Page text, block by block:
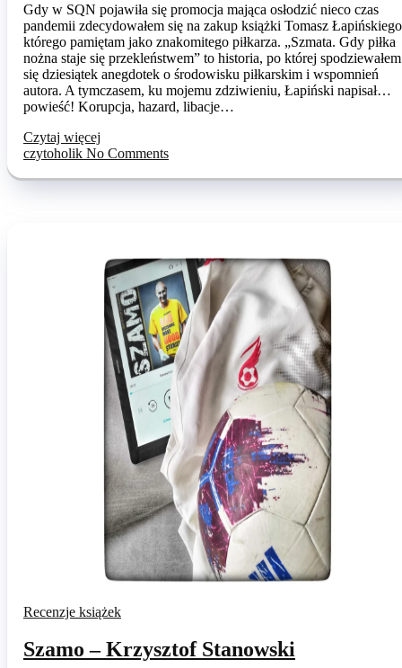
Gdy w SQN pojawiła się promocja mająca osłodzić nieco czas
pandemii zdecydowałem się na zakup książki Tomasz
którego pamiętam jako znakomitego piłkarza. „Szmata. Gdy piłka
nożna staje się przekleństwem” to historia, po której spodziewałem
się dziesiątek anegdotek o środowisku piłkarskim i wspomnień
autora. A tymczasem, ku mojemu zdziwieniu, Łapiński napisał…
powieść! Korupcja, hazard, libacje…
Czytaj więcej
czytoholik No Comments
Recenzje książek
Szamo – Krzysztof Stanowski